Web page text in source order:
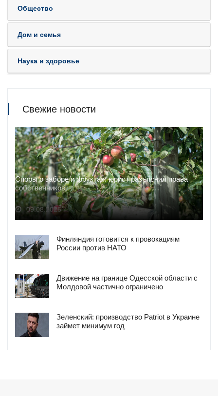
Общество
Дом и семья
Наука и здоровье
Свежие новости
Споры о заборе и фруктах: юрист разъяснил права
собственников
09.08.2026
Финляндия готовится к провокациям
России против НАТО
Движение на границе Одесской области с
Молдовой частично ограничено
Зеленский: производство Patriot в Украине
займет минимум год